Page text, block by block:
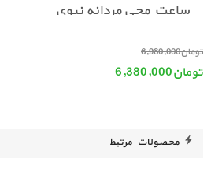
ساعت مچی مردانه نیوی
تومان6,980,000قیمت اصلی: تومان6,980,000 بود.
تومان6,380,000
محصولات مرتبط